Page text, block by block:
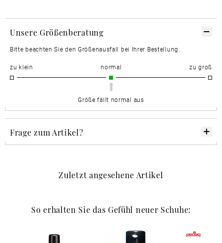
Unsere Größenberatung
Bitte beachten Sie den Größenausfall bei Ihrer Bestellung.
zu klein normal zu groß
Größe fällt normal aus
Frage zum Artikel?
Zuletzt angesehene Artikel
So erhalten Sie das Gefühl neuer Schuhe: